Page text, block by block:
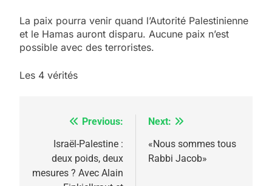
La paix pourra venir quand l’Autorité Palestinienne
et le Hamas auront disparu. Aucune paix n’est
possible avec des terroristes.
Les 4 vérités
Navigation
l’article
Previous:
Israël-Palestine :
deux poids, deux
mesures ? Avec Alain
Next:
«Nous sommes tous
Rabbi Jacob»
2025, l’année la plus